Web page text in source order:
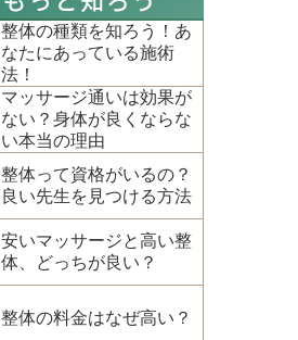
整体の種類を知ろう！あ
なたにあっている施術
法！
マッサージ通いは効果が
ない？身体が良くならな
い本当の理由
整体って資格がいるの？
良い先生を見つける方法
安いマッサージと高い整
体、どっちが良い？
整体の料金はなぜ高い？